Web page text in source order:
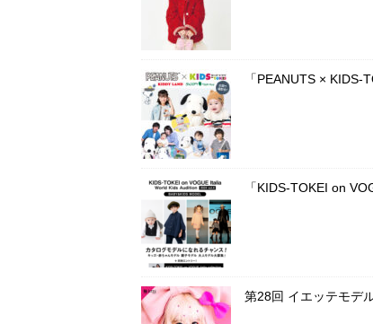
「PEANUTS ×
「KIDS-TOKEI on
第28回 イエッテモデ